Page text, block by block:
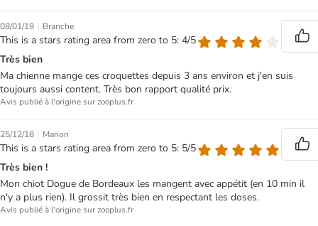
08/01/19 | Branche
This is a stars rating area from zero to 5: 4/5
Très bien
Ma chienne mange ces croquettes depuis 3 ans environ et j'en suis
toujours aussi content. Très bon rapport qualité prix.
Avis publié à l'origine sur zooplus.fr
25/12/18 | Marion
This is a stars rating area from zero to 5: 5/5
Très bien !
Mon chiot Dogue de Bordeaux les mangent avec appétit (en 10 min il
n'y a plus rien). Il grossit très bien en respectant les doses.
Avis publié à l'origine sur zooplus.fr